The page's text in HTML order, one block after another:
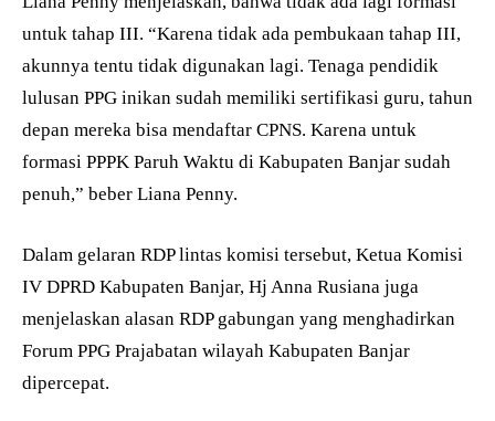
untuk tahap III. “Karena tidak ada pembukaan tahap III,
akunnya tentu tidak digunakan lagi. Tenaga pendidik
lulusan PPG inikan sudah memiliki sertifikasi guru, tahun
depan mereka bisa mendaftar CPNS. Karena untuk
formasi PPPK Paruh Waktu di Kabupaten Banjar sudah
penuh,” beber Liana Penny.
Dalam gelaran RDP lintas komisi tersebut, Ketua Komisi
IV DPRD Kabupaten Banjar, Hj Anna Rusiana juga
menjelaskan alasan RDP gabungan yang menghadirkan
Forum PPG Prajabatan wilayah Kabupaten Banjar
dipercepat.